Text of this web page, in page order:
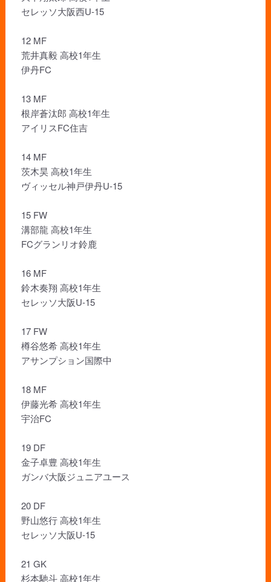
セレッソ大阪西U-15
12 MF
荒井真毅 高校1年生
伊丹FC
13 MF
根岸蒼汰郎 高校1年生
アイリスFC住吉
14 MF
茨木昊 高校1年生
ヴィッセル神戸伊丹U-15
15 FW
溝部龍 高校1年生
FCグランリオ鈴鹿
16 MF
鈴木奏翔 高校1年生
セレッソ大阪U-15
17 FW
樽谷悠希 高校1年生
アサンプション国際中
18 MF
伊藤光希 高校1年生
宇治FC
19 DF
金子卓豊 高校1年生
ガンバ大阪ジュニアユース
20 DF
野山悠行 高校1年生
セレッソ大阪U-15
21 GK
杉本馳斗 高校1年生